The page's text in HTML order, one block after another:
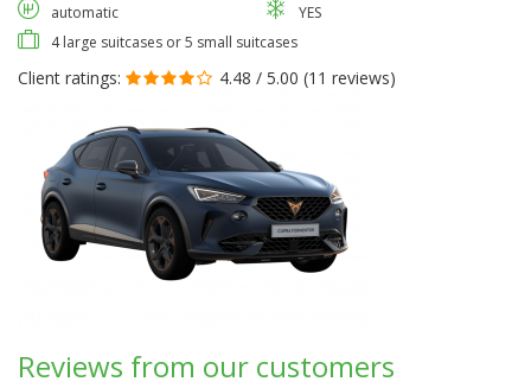
automatic
YES
4 large suitcases or 5 small suitcases
Client ratings: 4.48 / 5.00 (11 reviews)
Reviews from our customers